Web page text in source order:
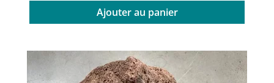
Ajouter au panier